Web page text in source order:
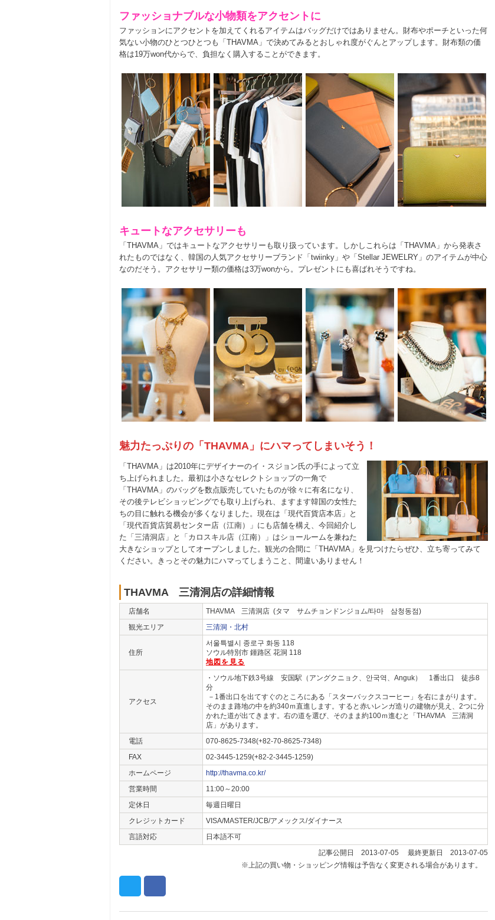
ファッショナブルな小物類をアクセントに
ファッションにアクセントを加えてくれるアイテムはバッグだけではありません。財布やポーチといった何
気ない小物のひとつひとつも「THAVMA」で決めてみるとおしゃれ度がぐんとアップします。財布類の価
格は19万won代からで、負担なく購入することができます。
キュートなアクセサリーも
「THAVMA」ではキュートなアクセサリーも取り扱っています。しかしこれらは「THAVMA」から発表さ
れたものではなく、韓国の人気アクセサリーブランド「twiinky」や「Stellar JEWELRY」のアイテムが中心
なのだそう。アクセサリー類の価格は3万wonから。プレゼントにも喜ばれそうですね。
魅力たっぷりの「THAVMA」にハマってしまいそう！
「THAVMA」は2010年にデザイナーのイ・スジョン氏の手によって立
ち上げられました。最初は小さなセレクトショップの一角で
「THAVMA」のバッグを数点販売していたものが徐々に有名になり、
その後テレビショッピングでも取り上げられ、ますます韓国の女性た
ちの目に触れる機会が多くなりました。現在は「現代百貨店本店」と
「現代百貨店貿易センター店（江南）」にも店舗を構え、今回紹介し
た「三清洞店」と「カロスキル店（江南）」はショールームを兼ねた
大きなショップとしてオープンしました。観光の合間に「THAVMA」を見つけたらぜひ、立ち寄ってみて
ください。きっとその魅力にハマってしまうこと、間違いありません！
THAVMA 三清洞店の詳細情報
店舗名
THAVMA 三清洞店 (タマ サムチョンドンジョム/타마 삼청동점)
観光エリア
三清洞・北村
住所
서울특별시 종로구 화동 118
ソウル特別市 鍾路区 花洞 118
地図を見る
アクセス
・ソウル地下鉄3号線 安国駅（アングクニョク、안국역、Anguk） 1番出口 徒歩8
分
－1番出口を出てすぐのところにある「スターバックスコーヒー」を右にまがります。
そのまま路地の中を約340ｍ直進します。すると赤いレンガ造りの建物が見え、2つに分
かれた道が出てきます。右の道を選び、そのまま約100ｍ進むと「THAVMA 三清洞
店」があります。
電話
070-8625-7348(+82-70-8625-7348)
FAX
02-3445-1259(+82-2-3445-1259)
ホームページ
http://thavma.co.kr/
営業時間
11:00～20:00
定休日
毎週日曜日
クレジットカード
VISA/MASTER/JCB/アメックス/ダイナース
言語対応
日本語不可
記事公開日 2013-07-05 最終更新日 2013-07-05
※上記の買い物・ショッピング情報は予告なく変更される場合があります。